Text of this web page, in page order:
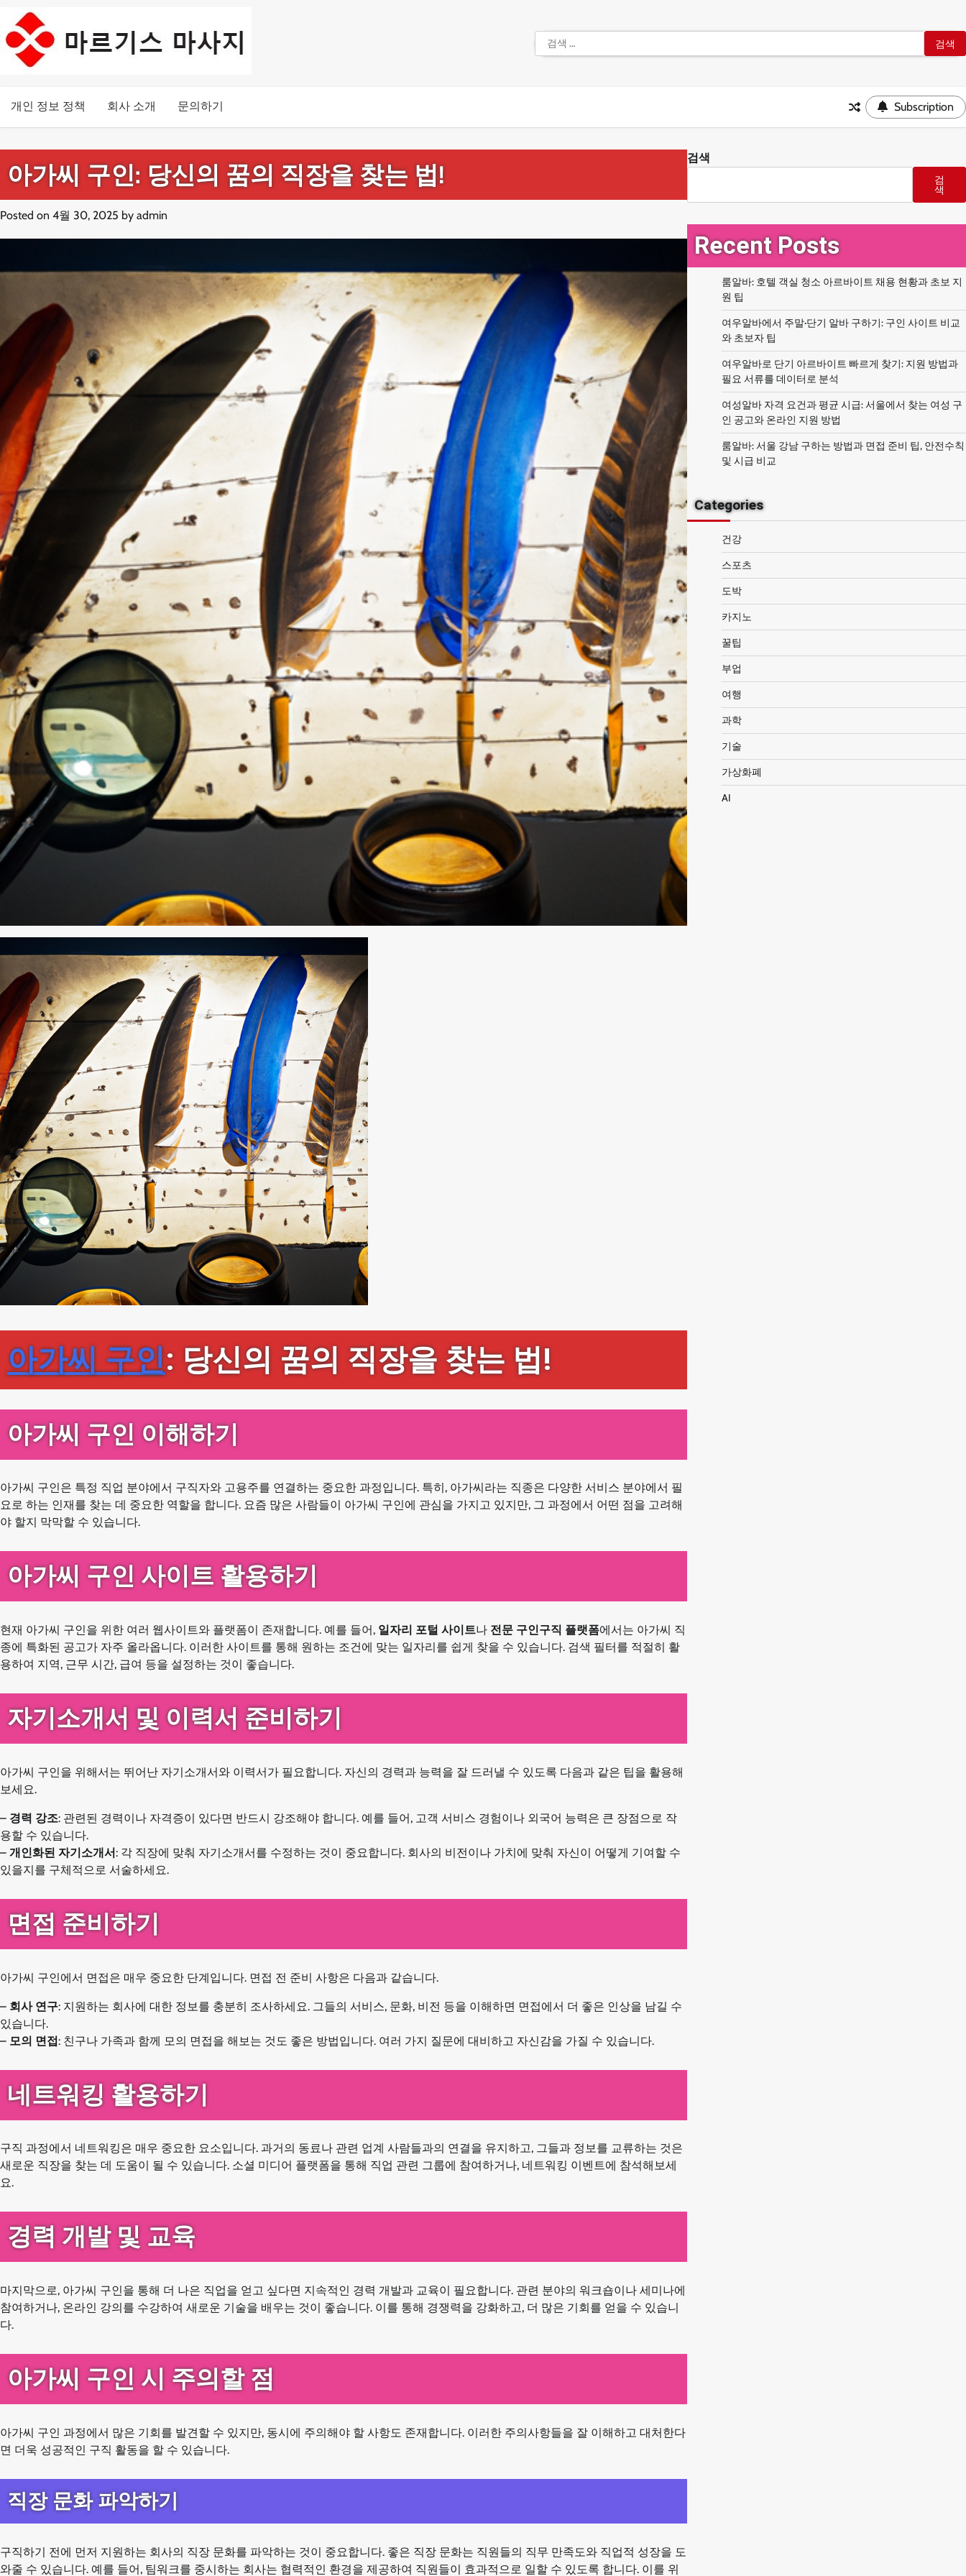
content
색:
개인 정보 정책 회사 소개 문의하기 Subscription
아가씨 구인: 당신의 꿈의 직장을 찾는 법!
Posted on 4월 30, 2025 by admin
아가씨 구인: 당신의 꿈의 직장을 찾는 법!
아가씨 구인 이해하기
아가씨 구인은 특정 직업 분야에서 구직자와 고용주를 연결하는 중요한 과정입니다. 특히, 아가씨라는 직종은 다양한 서비스 분야에서 필
요로 하는 인재를 찾는 데 중요한 역할을 합니다. 요즘 많은 사람들이 아가씨 구인에 관심을 가지고 있지만, 그 과정에서 어떤 점을 고려해
야 할지 막막할 수 있습니다.
아가씨 구인 사이트 활용하기
현재 아가씨 구인을 위한 여러 웹사이트와 플랫폼이 존재합니다. 예를 들어, 일자리 포털 사이트나 전문 구인구직 플랫폼에서는 아가씨 직
종에 특화된 공고가 자주 올라옵니다. 이러한 사이트를 통해 원하는 조건에 맞는 일자리를 쉽게 찾을 수 있습니다. 검색 필터를 적절히 활
용하여 지역, 근무 시간, 급여 등을 설정하는 것이 좋습니다.
자기소개서 및 이력서 준비하기
아가씨 구인을 위해서는 뛰어난 자기소개서와 이력서가 필요합니다. 자신의 경력과 능력을 잘 드러낼 수 있도록 다음과 같은 팁을 활용해
보세요.
– 경력 강조: 관련된 경력이나 자격증이 있다면 반드시 강조해야 합니다. 예를 들어, 고객 서비스 경험이나 외국어 능력은 큰 장점으로 작
용할 수 있습니다.
– 개인화된 자기소개서: 각 직장에 맞춰 자기소개서를 수정하는 것이 중요합니다. 회사의 비전이나 가치에 맞춰 자신이 어떻게 기여할 수
있을지를 구체적으로 서술하세요.
면접 준비하기
아가씨 구인에서 면접은 매우 중요한 단계입니다. 면접 전 준비 사항은 다음과 같습니다.
– 회사 연구: 지원하는 회사에 대한 정보를 충분히 조사하세요. 그들의 서비스, 문화, 비전 등을 이해하면 면접에서 더 좋은 인상을 남길 수
있습니다.
– 모의 면접: 친구나 가족과 함께 모의 면접을 해보는 것도 좋은 방법입니다. 여러 가지 질문에 대비하고 자신감을 가질 수 있습니다.
네트워킹 활용하기
구직 과정에서 네트워킹은 매우 중요한 요소입니다. 과거의 동료나 관련 업계 사람들과의 연결을 유지하고, 그들과 정보를 교류하는 것은
새로운 직장을 찾는 데 도움이 될 수 있습니다. 소셜 미디어 플랫폼을 통해 직업 관련 그룹에 참여하거나, 네트워킹 이벤트에 참석해보세
요.
경력 개발 및 교육
마지막으로, 아가씨 구인을 통해 더 나은 직업을 얻고 싶다면 지속적인 경력 개발과 교육이 필요합니다. 관련 분야의 워크숍이나 세미나에
참여하거나, 온라인 강의를 수강하여 새로운 기술을 배우는 것이 좋습니다. 이를 통해 경쟁력을 강화하고, 더 많은 기회를 얻을 수 있습니
다.
아가씨 구인 시 주의할 점
아가씨 구인 과정에서 많은 기회를 발견할 수 있지만, 동시에 주의해야 할 사항도 존재합니다. 이러한 주의사항들을 잘 이해하고 대처한다
면 더욱 성공적인 구직 활동을 할 수 있습니다.
직장 문화 파악하기
구직하기 전에 먼저 지원하는 회사의 직장 문화를 파악하는 것이 중요합니다. 좋은 직장 문화는 직원들의 직무 만족도와 직업적 성장을 도
와줄 수 있습니다. 예를 들어, 팀워크를 중시하는 회사는 협력적인 환경을 제공하여 직원들이 효과적으로 일할 수 있도록 합니다. 이를 위
검색
검
색
Recent Posts
룸알바: 호텔 객실 청소 아르바이트 채용 현황과 초보 지
원 팁
여우알바에서 주말·단기 알바 구하기: 구인 사이트 비교
와 초보자 팁
여우알바로 단기 아르바이트 빠르게 찾기: 지원 방법과
필요 서류를 데이터로 분석
여성알바 자격 요건과 평균 시급: 서울에서 찾는 여성 구
인 공고와 온라인 지원 방법
룸알바: 서울 강남 구하는 방법과 면접 준비 팁, 안전수칙
및 시급 비교
Categories
건강
스포츠
도박
카지노
꿀팁
부업
여행
과학
기술
가상화폐
AI